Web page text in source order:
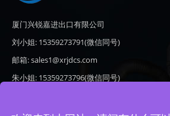
厦门兴锐嘉进出口有限公司
刘小姐: 15359273791(微信同号)
邮箱: sales1@xrjdcs.com
朱小姐: 15359273796(微信同号)
地址: 厦门市翔安区新澳路510号海峡现代城A